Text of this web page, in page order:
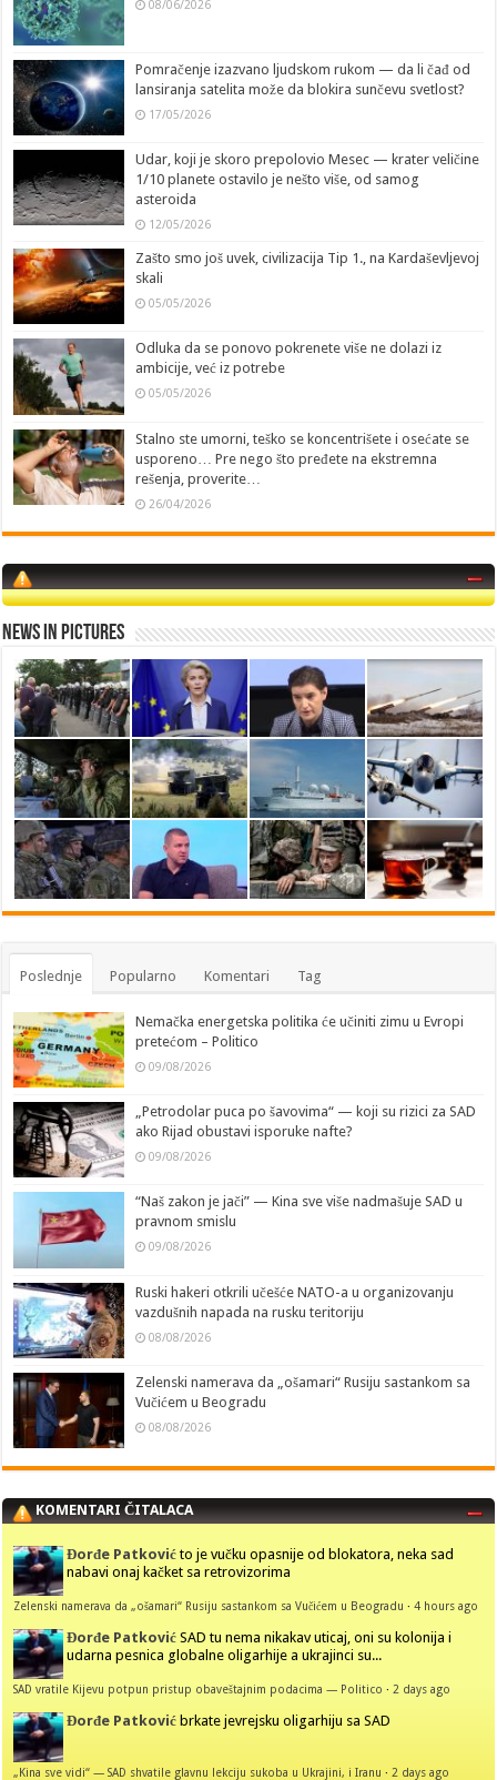
08/06/2026
Pomračenje izazvano ljudskom rukom — da li čađ od
lansiranja satelita može da blokira sunčevu svetlost?
17/05/2026
Udar, koji je skoro prepolovio Mesec — krater veličine
1/10 planete ostavilo je nešto više, od samog
asteroida
12/05/2026
Zašto smo još uvek, civilizacija Tip 1., na Kardaševljevoj
skali
05/05/2026
Odluka da se ponovo pokrenete više ne dolazi iz
ambicije, već iz potrebe
05/05/2026
Stalno ste umorni, teško se koncentrišete i osećate se
usporeno… Pre nego što pređete na ekstremna
rešenja, proverite…
26/04/2026
News in Pictures
Poslednje Popularno Komentari Tag
Nemačka energetska politika će učiniti zimu u Evropi
pretećom – Politico
09/08/2026
„Petrodolar puca po šavovima“ — koji su rizici za SAD
ako Rijad obustavi isporuke nafte?
09/08/2026
“Naš zakon je jači” — Kina sve više nadmašuje SAD u
pravnom smislu
09/08/2026
Ruski hakeri otkrili učešće NATO-a u organizovanju
vazdušnih napada na rusku teritoriju
08/08/2026
Zelenski namerava da „ošamari“ Rusiju sastankom sa
Vučićem u Beogradu
08/08/2026
KOMENTARI ČITALACA
Đorđe Patković to je vučku opasnije od blokatora, neka sad
nabavi onaj kačket sa retrovizorima
Zelenski namerava da „ošamari“ Rusiju sastankom sa Vučićem u Beogradu ·4 hours ago
Đorđe Patković SAD tu nema nikakav uticaj, oni su kolonija i
udarna pesnica globalne oligarhije a ukrajinci su...
SAD vratile Kijevu potpun pristup obaveštajnim podacima — Politico · 2 days ago
Đorđe Patković brkate jevrejsku oligarhiju sa SAD
„Kina sve vidi“ — SAD shvatile glavnu lekciju sukoba u Ukrajini, i Iranu · 2 days ago